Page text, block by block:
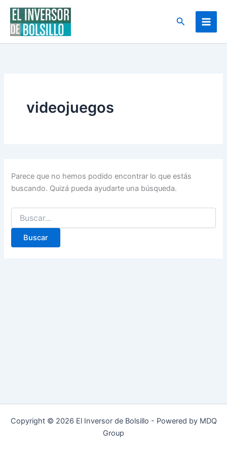
contenido
Buscar
videojuegos
Parece que no hemos podido encontrar lo que estás
buscando. Quizá pueda ayudarte una búsqueda.
por:
Copyright © 2026 El Inversor de Bolsillo - Powered by MDQ
Group